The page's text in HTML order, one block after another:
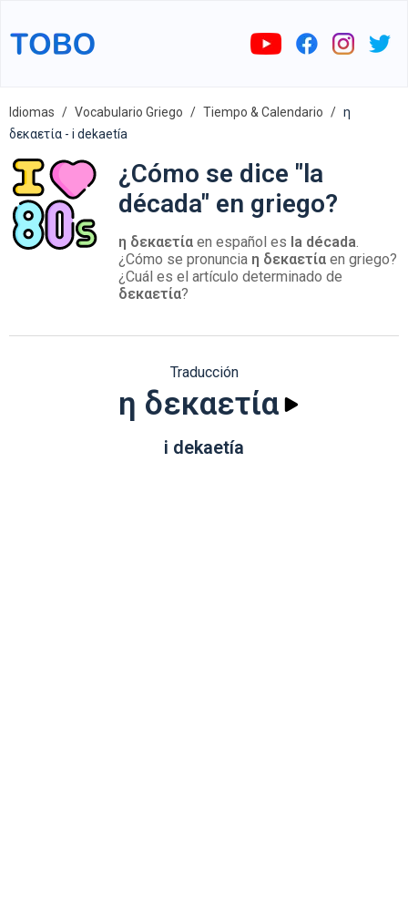
Idiomas Vocabulario Griego Tiempo & Calendario
η
δεκαετία - i dekaetía
¿Cómo se dice "la
década" en griego?
η δεκαετία en español es la década.
¿Cómo se pronuncia η δεκαετία en griego?
¿Cuál es el artículo determinado de
δεκαετία?
Traducción
η δεκαετία
i dekaetía